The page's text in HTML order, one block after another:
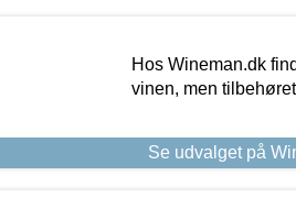
Hos Wineman.dk
vinen, men
Se udvalget på